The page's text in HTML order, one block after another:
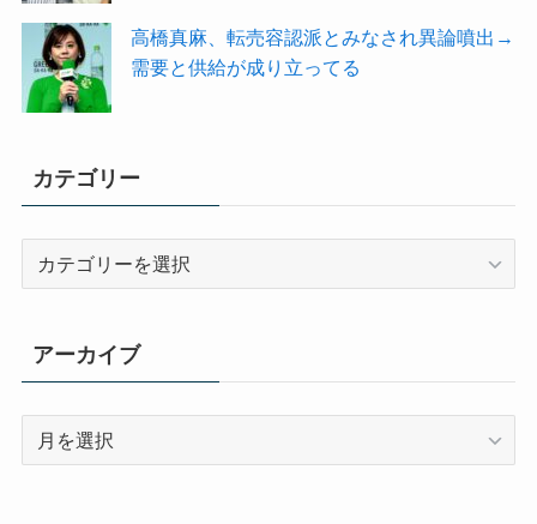
高橋真麻、転売容認派とみなされ異論噴出→
需要と供給が成り立ってる
カテゴリー
リ
ー
アーカイブ